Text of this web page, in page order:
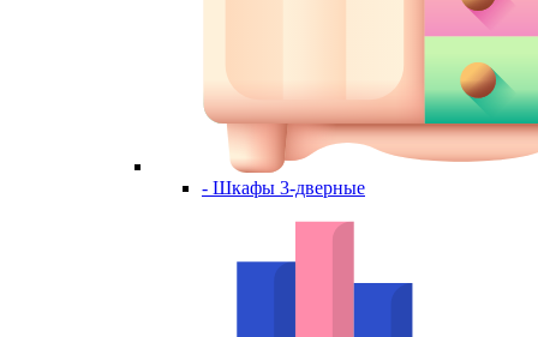
- Шкафы 3-дверные